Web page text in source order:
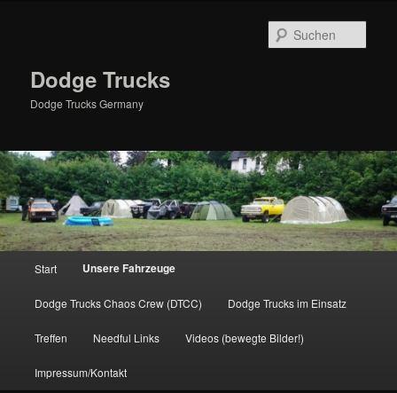
Dodge Trucks
Dodge Trucks Germany
Start Unsere Fahrzeuge
Dodge Trucks Chaos Crew (DTCC) Dodge Trucks im Einsatz
Treffen Needful Links Videos (bewegte Bilder!)
Impressum/Kontakt